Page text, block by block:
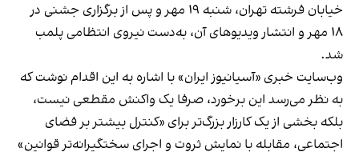
خیابان فرشته تهران، شنبه ۱۹ مهر و پس از برگزاری جشنی در
۱۸ مهر و انتشار ویدیوهای آن، به‌دست نیروی انتظامی پلمب
شد.
وب‌سایت خبری «آسیانیوز ایران» با اشاره به این اقدام نوشت که
به نظر می‌رسد این برخورد، صرفا یک واکنش مقطعی نیست،
بلکه بخشی از یک کارزار بزرگ‌تر برای «کنترل بیشتر بر فضای
اجتماعی، مقابله با نمایش ثروت و اجرای سختگیرانه‌تر قوانین»